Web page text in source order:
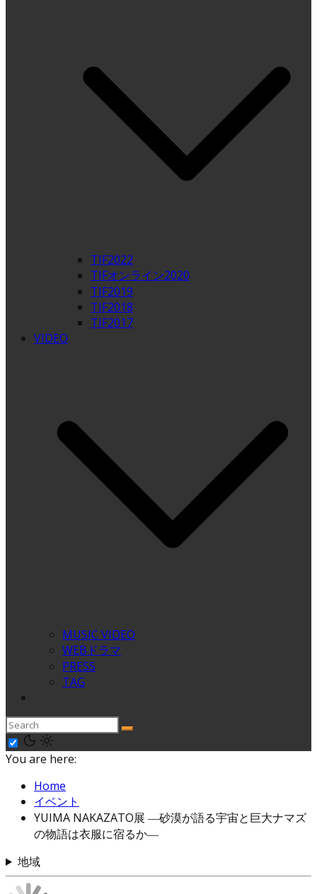
TIF2022
TIFオンライン2020
TIF2019
TIF2018
TIF2017
VIDEO
MUSIC VIDEO
WEBドラマ
PRESS
TAG
You are here:
Home
イベント
YUIMA NAKAZATO展 ―砂漠が語る宇宙と巨大ナマズ
の物語は衣服に宿るか―
地域